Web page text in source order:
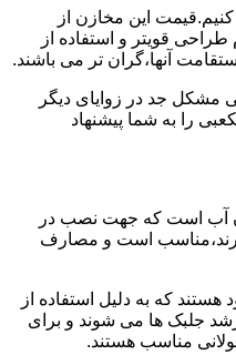
این مخازن از
قویتر و استفاده از
آنها،گران تر می باشند.
جد در زوایای دیگر
را به شما پیشنهاد
آب است که جهت نصب در
است و مصارف
که به دلیل استفاده از
رشد جلبک ها می شوند و برای
مناسب هستند.